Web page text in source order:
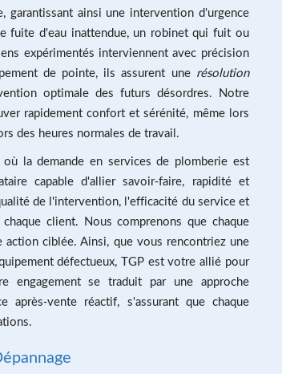
garantissant ainsi une intervention d'urgence
fuite d'eau inattendue, un robinet qui fuit ou
expérimentés interviennent avec précision
de pointe, ils assurent une résolution
optimale des futurs désordres. Notre
rapidement confort et sérénité, même lors
des heures normales de travail.
la demande en services de plomberie est
capable d'allier savoir-faire, rapidité et
de l'intervention, l'efficacité du service et
client. Nous comprenons que chaque
ciblée. Ainsi, que vous rencontriez une
défectueux, TGP est votre allié pour
engagement se traduit par une approche
après-vente réactif, s'assurant que chaque